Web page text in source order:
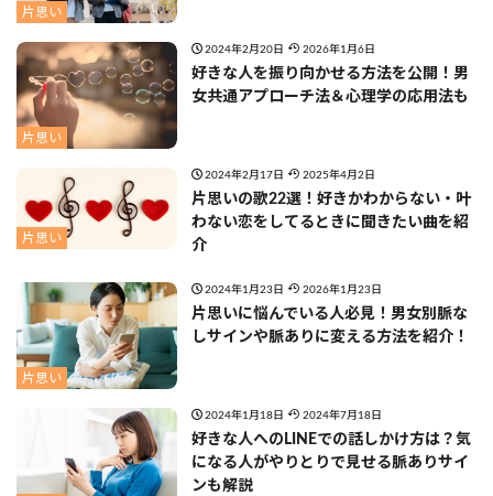
片思い
片思い
2024年2月20日 2026年1月6日
好きな人を振り向かせる方法を公開！男
女共通アプローチ法＆心理学の応用法も
片思い
2024年2月17日 2025年4月2日
片思いの歌22選！好きかわからない・叶
わない恋をしてるときに聞きたい曲を紹
介
片思い
2024年1月23日 2026年1月23日
片思いに悩んでいる人必見！男女別脈な
しサインや脈ありに変える方法を紹介！
2024年1月18日 2024年7月18日
好きな人へのLINEでの話しかけ方は？気
になる人がやりとりで見せる脈ありサイ
ンも解説